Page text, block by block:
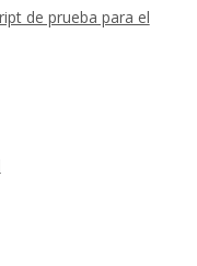
de prueba para el